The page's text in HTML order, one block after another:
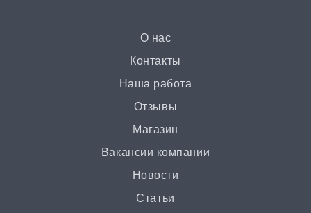
от 3 часов | от 500 ₽
от 2 часов | от 500 ₽
О нас
Контакты
Наша работа
Отзывы
Магазин
Вакансии компании
Новости
Статьи